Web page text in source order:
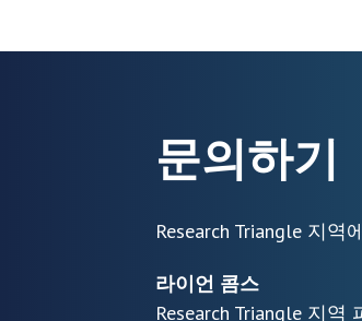
문의하기
Research Triangle 지
라이언 콤스
Research Triangle 지